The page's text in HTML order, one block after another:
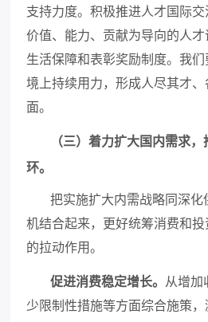
支持力度。积极推进人才国际
价值、能力、贡献为导向的人
生活保障和表彰奖励制度。我
境上持续用力，形成人尽其才
面。
（三）着力扩大国内需求
环。
把实施扩大内需战略同深化
机结合起来，更好统筹消费和
的拉动作用。
促进消费稳定增长。 从增加
少限制性措施等方面综合施策